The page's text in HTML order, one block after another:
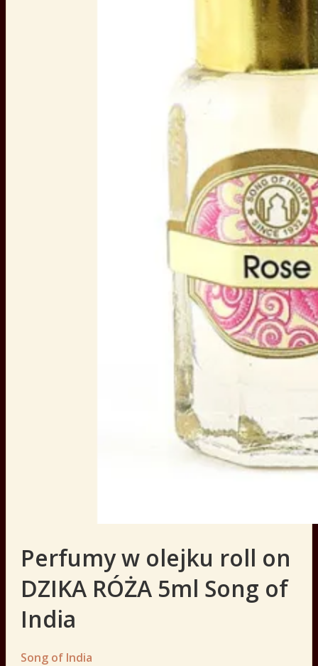
Perfumy w olejku roll on
DZIKA RÓŻA 5ml Song of
India
Song of India